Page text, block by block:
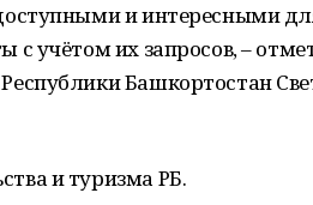
и интересными
с учётом их запросов, –
Башкортостан
и туризма РБ.